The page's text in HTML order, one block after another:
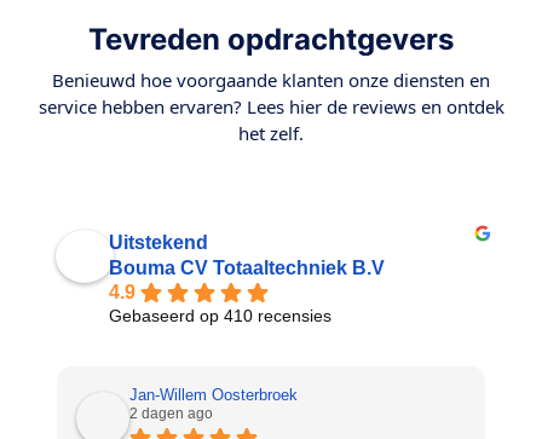
Tevreden opdrachtgevers
Benieuwd hoe voorgaande klanten onze diensten en
service hebben ervaren? Lees hier de reviews en ontdek
het zelf.
Uitstekend
Bouma CV Totaaltechniek B.V
4.9
Gebaseerd op 410 recensies
Jan-Willem Oosterbroek
2 dagen ago